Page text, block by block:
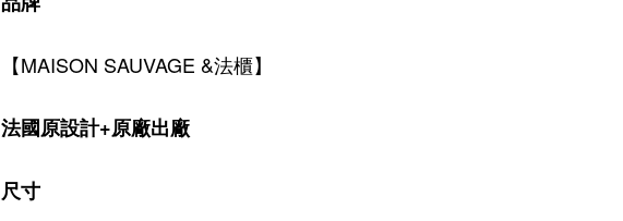
【MAISON SAUVAGE &法櫃】
法國原設計+原廠出廠
尺寸